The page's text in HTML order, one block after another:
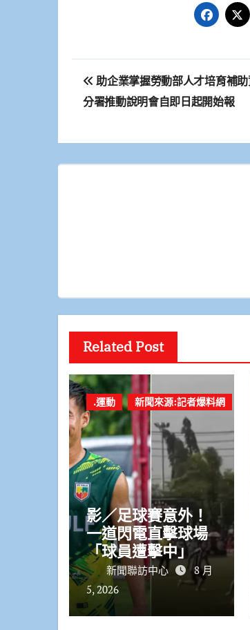
文
章
覽
助企業掌握勞動部人才培育補
分署推動說明會自即日起開始報
Related Post
.運動 新聞來源:記者爆料網
影／足球賽意外！
一道閃電直擊球場
「球員遭擊中」當
場身亡 事發影片
瘋傳
新聞聯訪中心
8 月
5, 2026